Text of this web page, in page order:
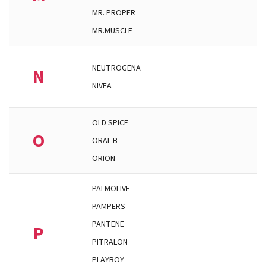
MR. PROPER
MR.MUSCLE
N
NEUTROGENA
NIVEA
O
OLD SPICE
ORAL-B
ORION
P
PALMOLIVE
PAMPERS
PANTENE
PITRALON
PLAYBOY